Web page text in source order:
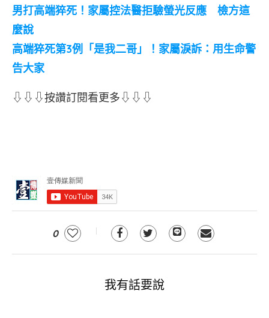
男打高端猝死！家屬控法醫拒驗螢光反應 檢方這
麼說
高端猝死第3例「是我二哥」！家屬淚訴：用生命警
告大家
⇩⇩⇩按讚訂閱看更多⇩⇩⇩
0
我有話要說